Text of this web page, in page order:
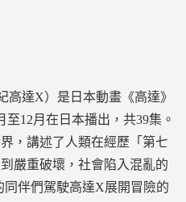
高達X）是日本動畫《高達》
12月在日本播出，共39集。
，講述了人類在經歷「第七
嚴重破壞，社會陷入混亂的
同伴們駕駛高達X展開冒險的